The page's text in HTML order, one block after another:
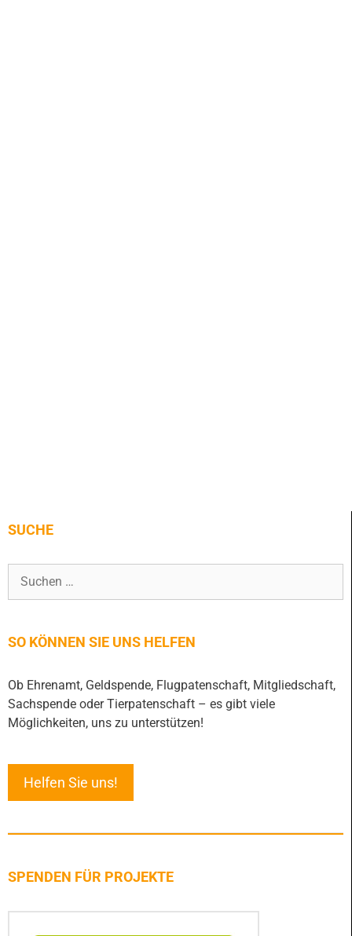
SUCHE
SO KÖNNEN SIE UNS HELFEN
Ob Ehrenamt, Geldspende, Flugpatenschaft, Mitgliedschaft,
Sachspende oder Tierpatenschaft – es gibt viele
Möglichkeiten, uns zu unterstützen!
Helfen Sie uns!
SPENDEN FÜR PROJEKTE